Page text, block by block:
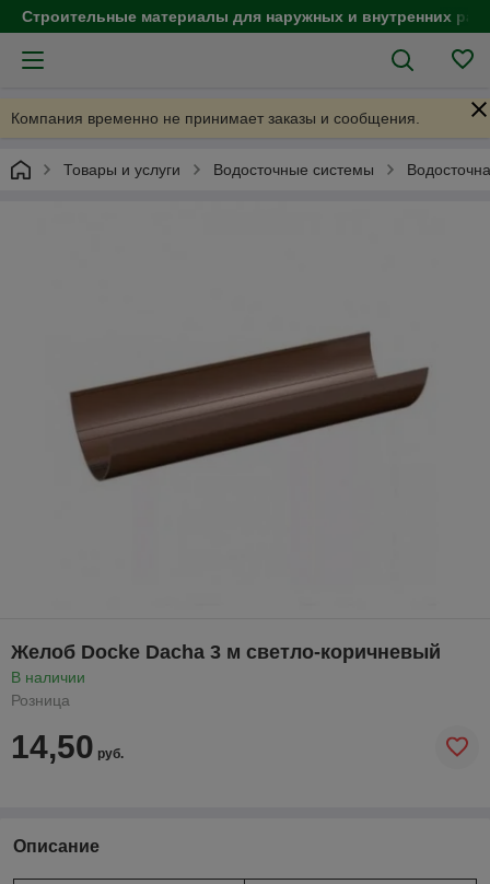
Строительные материалы для наружных и внутренних
Компания временно не принимает заказы и сообщения.
Товары и услуги Водосточные системы
Желоб Docke Dacha 3 м светло-коричневый
В наличии
Розница
14,50 руб.
Описание